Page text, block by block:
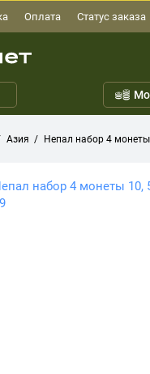
Оплата Статус заказа
Азия Непал набор 4